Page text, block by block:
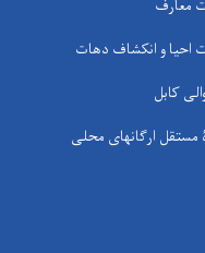
معارف
احیا و انکشاف دهات
کابل
مستقل ارگانهای محلی